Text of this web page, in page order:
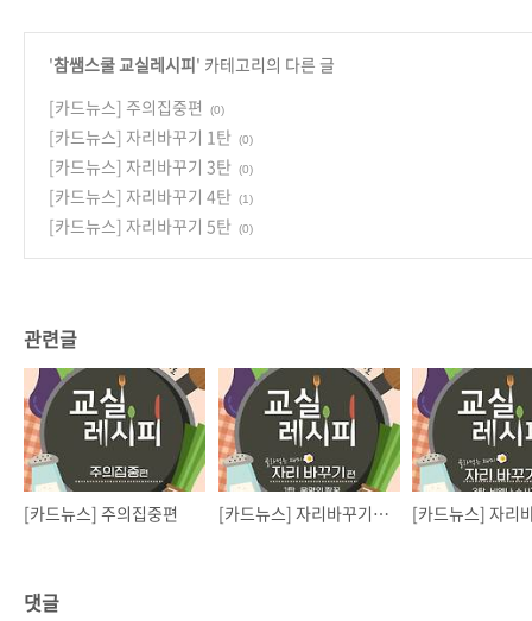
'참쌤스쿨 교실레시피' 카테고리의 다른 글
[카드뉴스] 주의집중편
(0)
[카드뉴스] 자리바꾸기 1탄 (0)
[카드뉴스] 자리바꾸기 3탄 (0)
[카드뉴스] 자리바꾸기 4탄 (1)
[카드뉴스] 자리바꾸기 5탄 (0)
관련글
[카드뉴스] 주의집중편 [카드뉴스] 자리바꾸기 1탄
댓글